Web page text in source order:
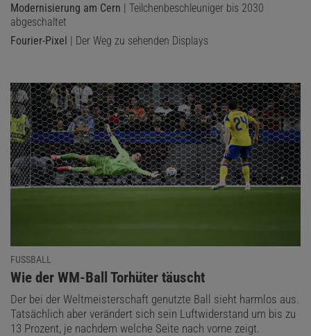
Modernisierung am Cern | Teilchenbeschleuniger bis 2030
abgeschaltet
Fourier-Pixel | Der Weg zu sehenden Displays
FUSSBALL
:
Wie der WM-Ball Torhüter täuscht
Der bei der Weltmeisterschaft genutzte Ball sieht harmlos aus.
Tatsächlich aber verändert sich sein Luftwiderstand um bis zu
13 Prozent, je nachdem welche Seite nach vorne zeigt.